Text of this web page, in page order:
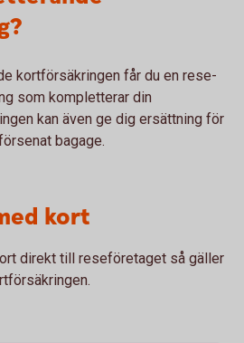
kortförsäkringen får du en rese-
som kompletterar din
kan även ge dig ersättning för
bagage.
kort
direkt till reseföretaget så gäller